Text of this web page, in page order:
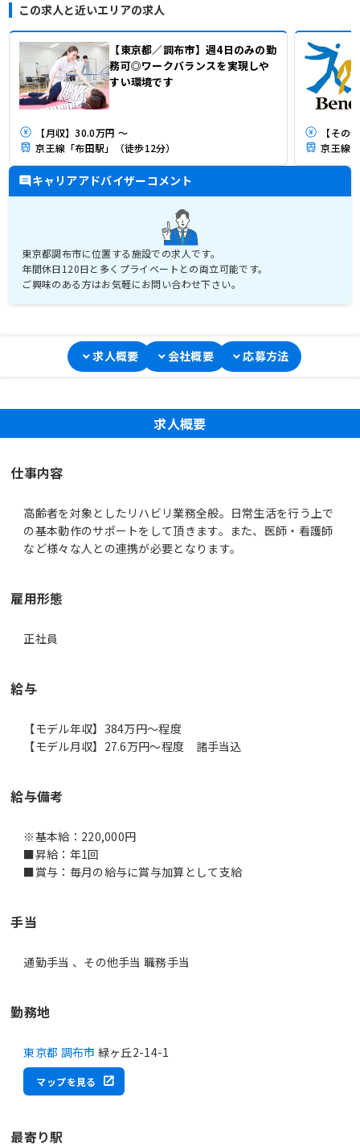
この求人と近いエリアの求人
【東京都／調布市】週4日のみの勤
務可◎ワークバランスを実現しや
すい環境です
【月収】30.0万円 ～
京王線「布田駅」（徒歩12分）
【その
京王線
キャリアアドバイザーコメント
東京都調布市に位置する施設での求人です。
年間休日120日と多くプライベートとの両立可能です。
ご興味のある方はお気軽にお問い合わせ下さい。
求人概要 会社概要 応募方法
求人概要
仕事内容
高齢者を対象としたリハビリ業務全般。日常生活を行う上で
の基本動作のサポートをして頂きます。また、医師・看護師
など様々な人との連携が必要となります。
雇用形態
正社員
給与
【モデル年収】384万円〜程度
【モデル月収】27.6万円〜程度 諸手当込
給与備考
※基本給：220,000円
■昇給：年1回
■賞与：毎月の給与に賞与加算として支給
手当
通勤手当 、その他手当 職務手当
勤務地
東京都 調布市 緑ヶ丘2-14-1
マップを見る
最寄り駅